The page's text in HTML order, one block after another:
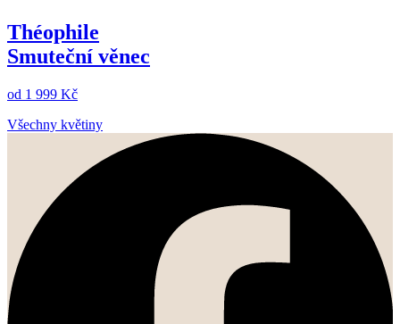
Théophile
Smuteční věnec
od 1 999 Kč
Všechny květiny